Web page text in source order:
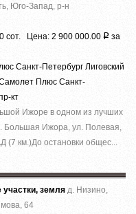
Юго-Запад, р-н
сот. Цена: 2 900 000.00 Р за
Санкт-Петербург Лиговский
Плюс Санкт-
кт
Ижоре в одном из лучших
Большая Ижора, ул. Полевая,
км.)До остановки общес...
земля д. Низино,
64